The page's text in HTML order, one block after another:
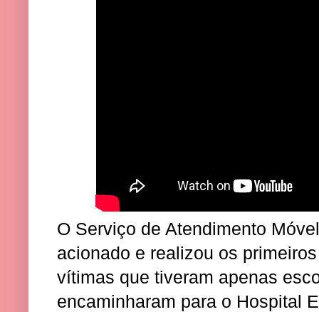
O Serviço de Atendimento
acionado e realizou os
vítimas que tiveram apenas
encaminharam para o Hospital